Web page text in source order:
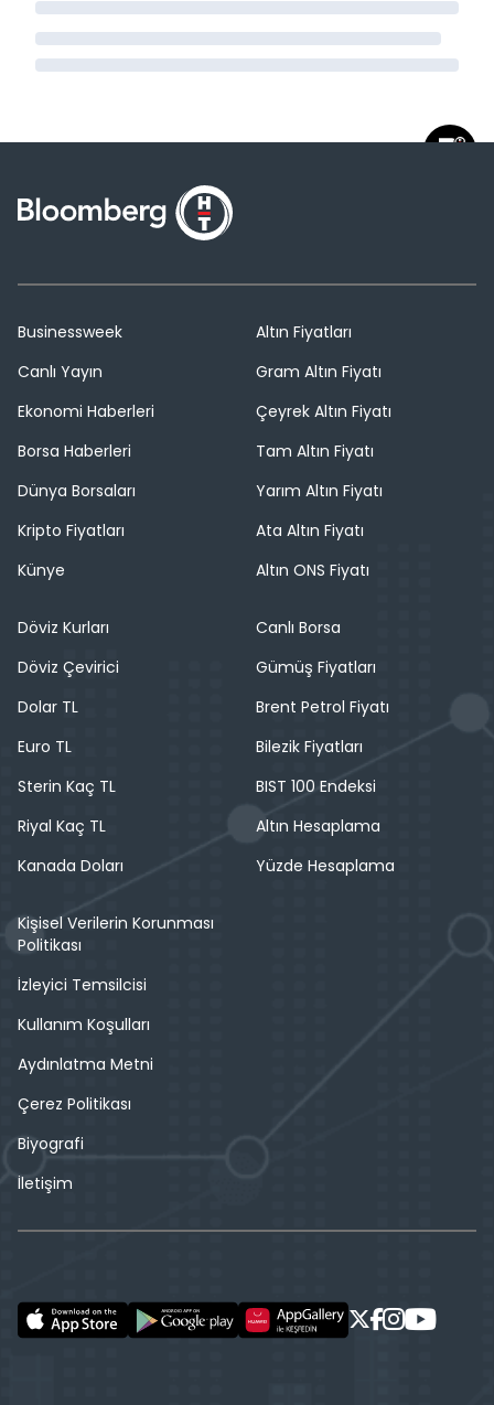
Businessweek
Canlı Yayın
Ekonomi Haberleri
Borsa Haberleri
Dünya Borsaları
Kripto Fiyatları
Künye
Altın Fiyatları
Gram Altın Fiyatı
Çeyrek Altın Fiyatı
Tam Altın Fiyatı
Yarım Altın Fiyatı
Ata Altın Fiyatı
Altın ONS Fiyatı
Döviz Kurları
Döviz Çevirici
Dolar TL
Euro TL
Sterin Kaç TL
Riyal Kaç TL
Kanada Doları
Canlı Borsa
Gümüş Fiyatları
Brent Petrol Fiyatı
Bilezik Fiyatları
BIST 100 Endeksi
Altın Hesaplama
Yüzde Hesaplama
Kişisel Verilerin Korunması
Politikası
İzleyici Temsilcisi
Kullanım Koşulları
Aydınlatma Metni
Çerez Politikası
Biyografi
İletişim